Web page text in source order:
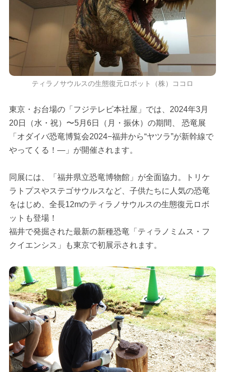
ティラノサウルスの生態復元ロボット（株）ココロ
東京・お台場の「フジテレビ本社屋」では、2024年3月
20日（水・祝）〜5月6日（月・振休）の期間、 恐竜展
「オダイバ恐竜博覧会2024−福井から“ヤツラ”が新幹線で
やってくる！—」が開催されます。
同展には、「福井県立恐竜博物館」が全面協力。トリケ
ラトプスやステゴサウルスなど、子供たちに人気の恐竜
をはじめ、全長12mのティラノサウルスの生態復元ロボ
ットも登場！
福井で発掘された最新の新種恐竜「ティラノミムス・フ
クイエンシス」も東京で初展示されます。